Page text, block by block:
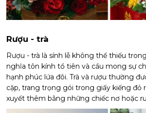
Rượu - trà
Rượu - trà là sính lễ không thể thiếu
nghĩa tôn kính tổ tiên và cầu mong sự
hạnh phúc lứa đôi. Trà và rượu thường
cặp, trang trọng gói trong giấy kiếng đỏ
xuyết thêm bằng những chiếc nơ hoặc